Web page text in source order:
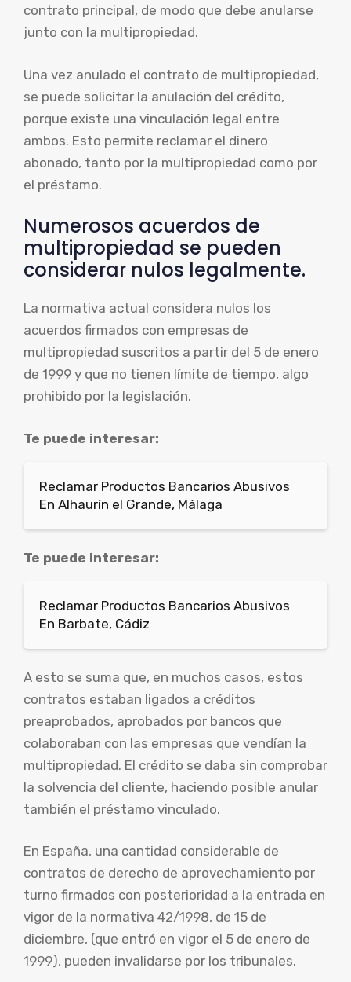
contrato principal, de modo que debe anularse
junto con la multipropiedad.
Una vez anulado el contrato de multipropiedad,
se puede solicitar la anulación del crédito,
porque existe una vinculación legal entre
ambos. Esto permite reclamar el dinero
abonado, tanto por la multipropiedad como por
el préstamo.
Numerosos acuerdos de
multipropiedad se pueden
considerar nulos legalmente.
La normativa actual considera nulos los
acuerdos firmados con empresas de
multipropiedad suscritos a partir del 5 de enero
de 1999 y que no tienen límite de tiempo, algo
prohibido por la legislación.
Te puede interesar:
Reclamar Productos Bancarios Abusivos
En Alhaurín el Grande, Málaga
Te puede interesar:
Reclamar Productos Bancarios Abusivos
En Barbate, Cádiz
A esto se suma que, en muchos casos, estos
contratos estaban ligados a créditos
preaprobados, aprobados por bancos que
colaboraban con las empresas que vendían la
multipropiedad. El crédito se daba sin comprobar
la solvencia del cliente, haciendo posible anular
también el préstamo vinculado.
En España, una cantidad considerable de
contratos de derecho de aprovechamiento por
turno firmados con posterioridad a la entrada en
vigor de la normativa 42/1998, de 15 de
diciembre, (que entró en vigor el 5 de enero de
1999), pueden invalidarse por los tribunales.